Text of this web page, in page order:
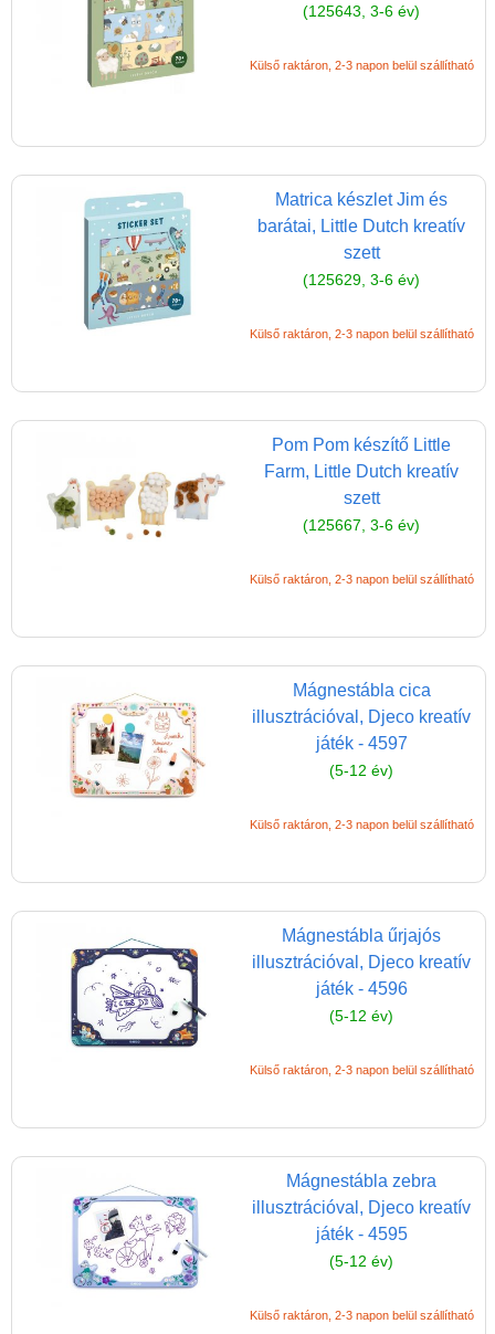
(125643, 3-6 év)
Külső raktáron, 2-3 napon belül szállítható
Matrica készlet Jim és
barátai, Little Dutch kreatív
szett
(125629, 3-6 év)
Külső raktáron, 2-3 napon belül szállítható
Pom Pom készítő Little
Farm, Little Dutch kreatív
szett
(125667, 3-6 év)
Külső raktáron, 2-3 napon belül szállítható
Mágnestábla cica
illusztrációval, Djeco kreatív
játék - 4597
(5-12 év)
Külső raktáron, 2-3 napon belül szállítható
Mágnestábla űrjajós
illusztrációval, Djeco kreatív
játék - 4596
(5-12 év)
Külső raktáron, 2-3 napon belül szállítható
Mágnestábla zebra
illusztrációval, Djeco kreatív
játék - 4595
(5-12 év)
Külső raktáron, 2-3 napon belül szállítható
Vélemények
ÁSZF
de akár INGYEN!
1-3 munkanapos kiszállítás
5%-os törzsvásárlói
Akiket támogatunk
Játék rendelés - Az internetes
vásárlás előnyei
Reklamáció és Elállás